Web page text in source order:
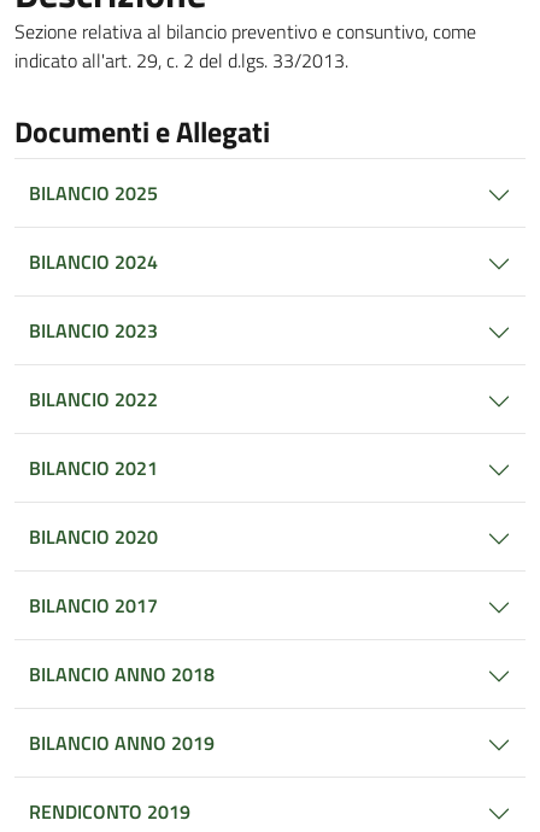
Sezione relativa al bilancio preventivo e consuntivo, come
indicato all'art. 29, c. 2 del d.lgs. 33/2013.
Documenti e Allegati
BILANCIO 2025
BILANCIO 2024
BILANCIO 2023
BILANCIO 2022
BILANCIO 2021
BILANCIO 2020
BILANCIO 2017
BILANCIO ANNO 2018
BILANCIO ANNO 2019
RENDICONTO 2019